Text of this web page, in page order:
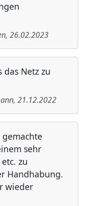
, 26.02.2023
das Netz zu
, 21.12.2022
sehr
zu
Handhabung.
wieder